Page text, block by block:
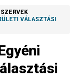
Bizottság
Bizottság
VÁLASZTÁSI